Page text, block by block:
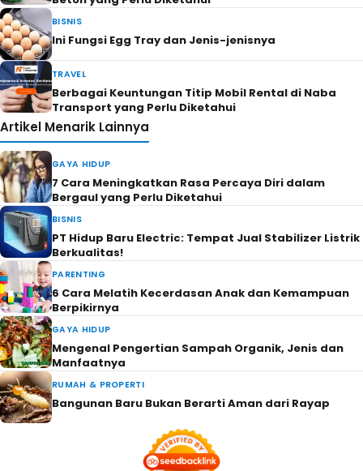
BISNIS
Ini Fungsi Egg Tray dan Jenis-jenisnya
TRAVEL
Berbagai Keuntungan Titip Mobil Rental di Naba
Transport yang Perlu Diketahui
Artikel Menarik Lainnya
GAYA HIDUP
7 Cara Meningkatkan Rasa Percaya Diri dalam
Bergaul yang Perlu Diketahui
BISNIS
PT Hidup Baru Electric: Tempat Jual Stabilizer Listrik
Berkualitas!
PARENTING
6 Cara Melatih Kecerdasan Anak dan Kemampuan
Berpikirnya
GAYA HIDUP
Mengenal Pengertian Sampah Organik, Jenis dan
Manfaatnya
RUMAH & PROPERTI
Bangunan Baru Bukan Berarti Aman dari Rayap